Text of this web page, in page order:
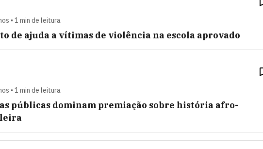
• 1 min de leitura
de ajuda a vítimas de violência na escola aprovado
• 1 min de leitura
públicas dominam premiação sobre história afro-